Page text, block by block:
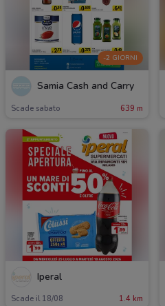
-2 GIORNI
Samia Cash and Carry
Scade sabato 639 m
Iperal
Scade il 18/08 1.4 km